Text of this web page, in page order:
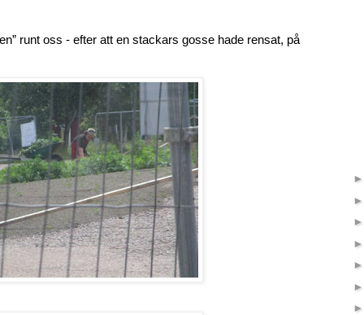
runt oss - efter att en stackars gosse hade rensat, på